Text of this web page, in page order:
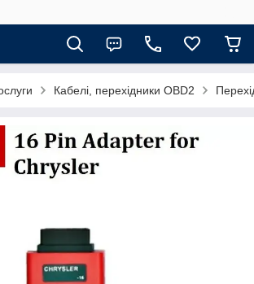
Кабелі, перехідники OBD2